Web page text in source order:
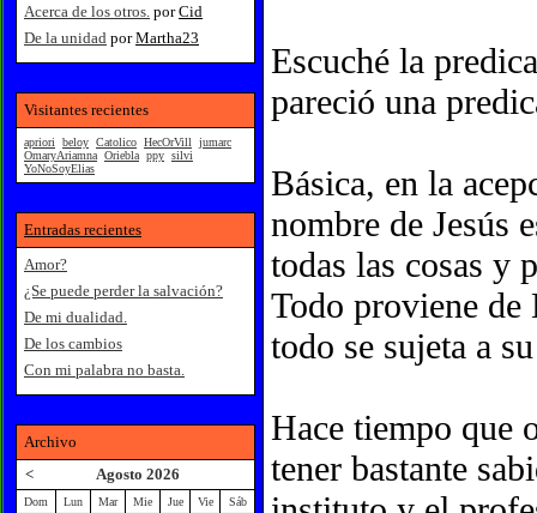
Escuché la
pareció una
Básica, en la
nombre de Jesús
todas las cosas y
Todo proviene de
todo se sujeta a
Hace tiempo que
tener bastante
Acerca de los otros. porCid
De la unidad porMartha23
Visitantes recientes
apriori beloy Catolico HecOrVill
jumarc
OmaryAriamna Oriebla ppy silvi
YoNoSoyElias
Entradas recientes
Amor?
¿Se puede perder la salvación?
De mi dualidad.
De los cambios
Con mi palabra no basta.
Archivo
<
Agosto 2026
Dom Lun Mar Mie Jue Vie
Sáb